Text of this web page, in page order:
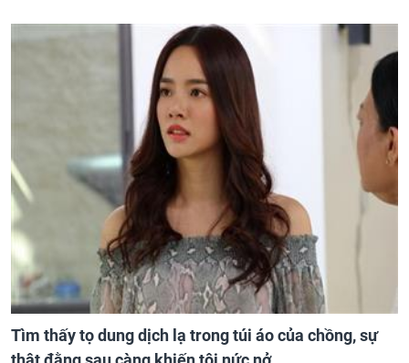
Tìm thấy tọ dung dịch lạ trong túi áo của chồng, sự